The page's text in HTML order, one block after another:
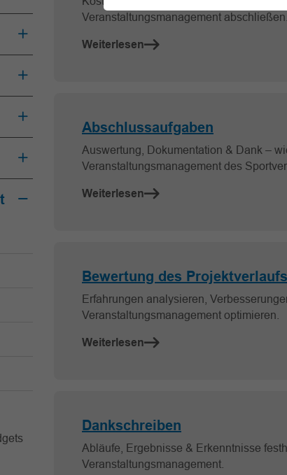
Veranstaltungsmanagement abschließen.
Weiterlesen
Abschlussaufgaben
Auswertung, Dokumentation & Dank –
Veranstaltungsmanagement des
Weiterlesen
Bewertung des Projektverlaufs
Erfahrungen analysieren,
Veranstaltungsmanagement optimieren.
Weiterlesen
Dankschreiben
Abläufe, Ergebnisse & Erkenntnisse
Veranstaltungsmanagement.